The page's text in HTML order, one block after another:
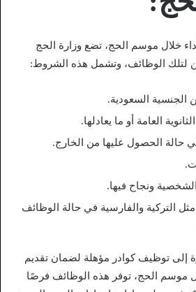
خلال موسم الحج، تضع وزارة الحج
لتلك الوظائف، وتشمل هذه الشروط:
الجنسية السعودية.
العامة أو ما يعادلها.
حالة الحصول عليها من الخارج.
الشخصية ونجاح فيها.
التركية والفارسية في حالة الوظائف
إلى توظيف كوادر مؤهلة لضمان تقديم
موسم الحج، توفر هذه الوظائف فرصًا